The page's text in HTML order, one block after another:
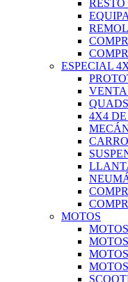
ESPECIAL
VENTA
4X4
MOTOS